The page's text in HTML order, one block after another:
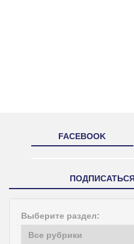
FACEBOOK
Выберите раздел: